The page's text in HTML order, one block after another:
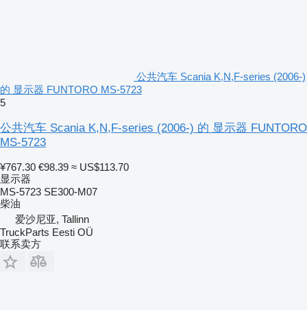
公共汽车 Scania K,N,F-series (2006-)
的 显示器 FUNTORO MS-5723
5
公共汽车 Scania K,N,F-series (2006-) 的 显示器 FUNTORO
MS-5723
¥767.30 €98.39 ≈ US$113.70
显示器
MS-5723 SE300-M07
柴油
爱沙尼亚, Tallinn
TruckParts Eesti OÜ
联系卖方